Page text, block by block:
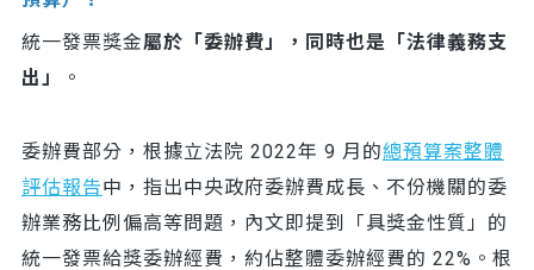
統一發票獎金屬於「委辦費」，同時也是「法律義務支
出」
。
委辦費部分，根據立法院 2022年 9 月的總預算案整體
評估報告中，指出中央政府委辦費成長、不份機關的委
辦業務比例偏高等問題，內文即提到「具獎金性質」的
統一發票給獎委辦經費，約佔整體委辦經費的 22%。根